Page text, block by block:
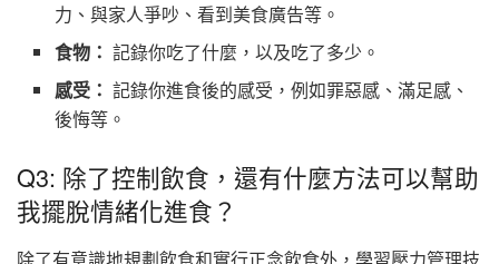
力、與家人爭吵、看到美食廣告等。
食物： 記錄你吃了什麼，以及吃了多少。
感受： 記錄你進食後的感受，例如罪惡感、滿足感、
後悔等。
Q3: 除了控制飲食，還有什麼方法可以幫助
我擺脫情緒化進食？